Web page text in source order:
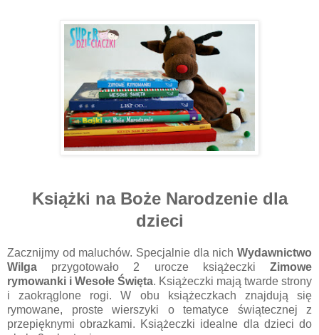
Książki na Boże Narodzenie dla
dzieci
Zacznijmy od maluchów. Specjalnie dla nich Wydawnictwo
Wilga przygotowało 2 urocze książeczki Zimowe
rymowanki i Wesołe Święta. Książeczki mają twarde strony
i zaokrąglone rogi. W obu książeczkach znajdują się
rymowane, proste wierszyki o tematyce świątecznej z
przepięknymi obrazkami. Książeczki idealne dla dzieci do